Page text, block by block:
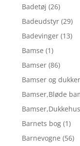
Badetøj (26)
Badeudstyr (29)
Badevinger (13)
Bamse (1)
Bamser (86)
Bamser og dukker
Bamser,Bløde
Barnets bog (1)
Barnevogne (56)